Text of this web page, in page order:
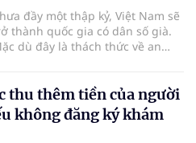
đầy một thập kỷ, Việt Nam sẽ
thành quốc gia có dân số già.
dù đây là thách thức về an
giá trị hàng tỷ USD.
thu thêm tiền của người
không đăng ký khám